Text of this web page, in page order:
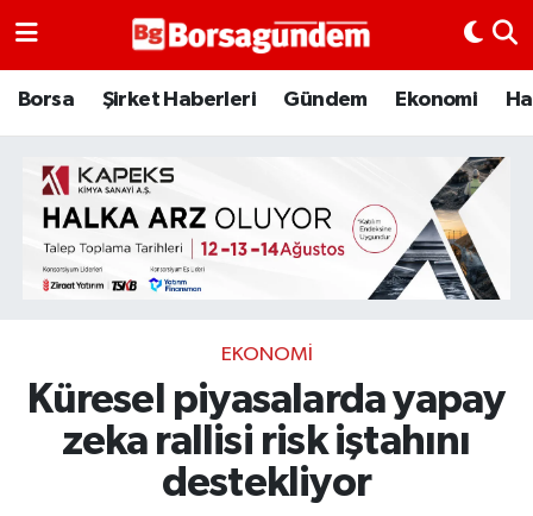
Borsa Şirket Haberleri Gündem Ekonomi
EKONOMI
Küresel piyasalarda yapay
zeka rallisi risk iştahını
destekliyor
Borsa
Emtia
Galeri
Bitcoin
Şirket Haberleri